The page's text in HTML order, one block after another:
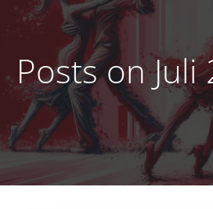
Posts on Juli